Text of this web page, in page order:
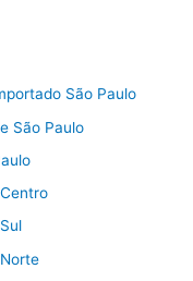
São Paulo
São Paulo